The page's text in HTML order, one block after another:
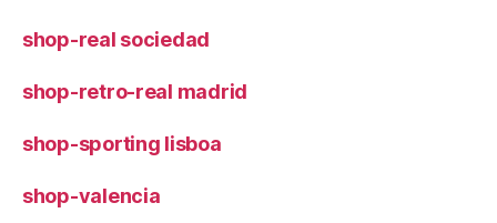
shop-real sociedad
shop-retro-real madrid
shop-sporting lisboa
shop-valencia